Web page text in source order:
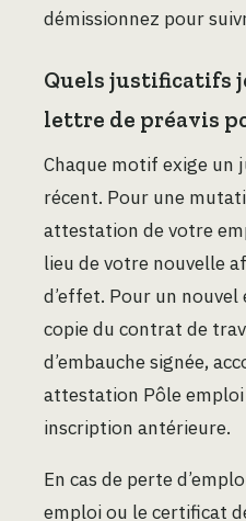
démissionnez pour
Quels justificatifs
lettre de préavis
Chaque motif exige un
récent. Pour une
attestation de votre
lieu de votre nouvelle
d’effet. Pour un
copie du contrat de
d’embauche signée,
attestation Pôle
inscription antérieure.
En cas de perte
emploi ou le certificat